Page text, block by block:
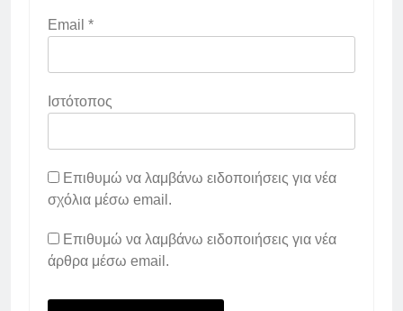
Email *
Ιστότοπος
Επιθυμώ να λαμβάνω ειδοποιήσεις για νέα
σχόλια μέσω email.
Επιθυμώ να λαμβάνω ειδοποιήσεις για νέα
άρθρα μέσω email.